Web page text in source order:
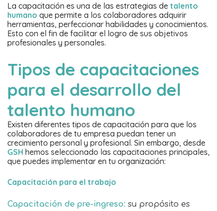
La capacitación es una de las estrategias de talento
humano que permite a los colaboradores adquirir
herramientas, perfeccionar habilidades y conocimientos.
Esto con el fin de facilitar el logro de sus objetivos
profesionales y personales.
Tipos de capacitaciones
para el desarrollo del
talento humano
Existen diferentes tipos de capacitación para que los
colaboradores de tu empresa puedan tener un
crecimiento personal y profesional. Sin embargo, desde
GSH hemos seleccionado las capacitaciones principales,
que puedes implementar en tu organización:
Capacitación para el trabajo
Capacitación de pre-ingreso: su propósito es